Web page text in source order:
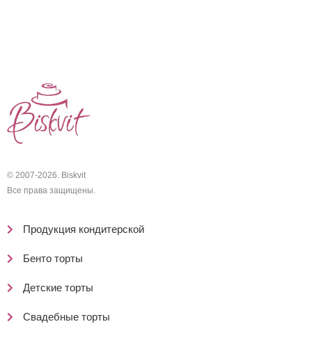
© 2007-2026. Biskvit
Все права защищены.
Продукция кондитерской
Бенто торты
Детские торты
Свадебные торты